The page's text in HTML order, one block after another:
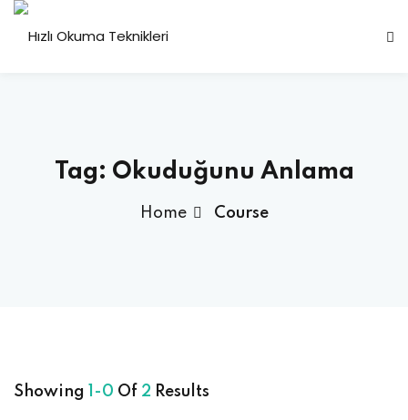
Tag: Okuduğunu Anlama
Home Course
Showing 1-0 Of 2 Results
Sign in